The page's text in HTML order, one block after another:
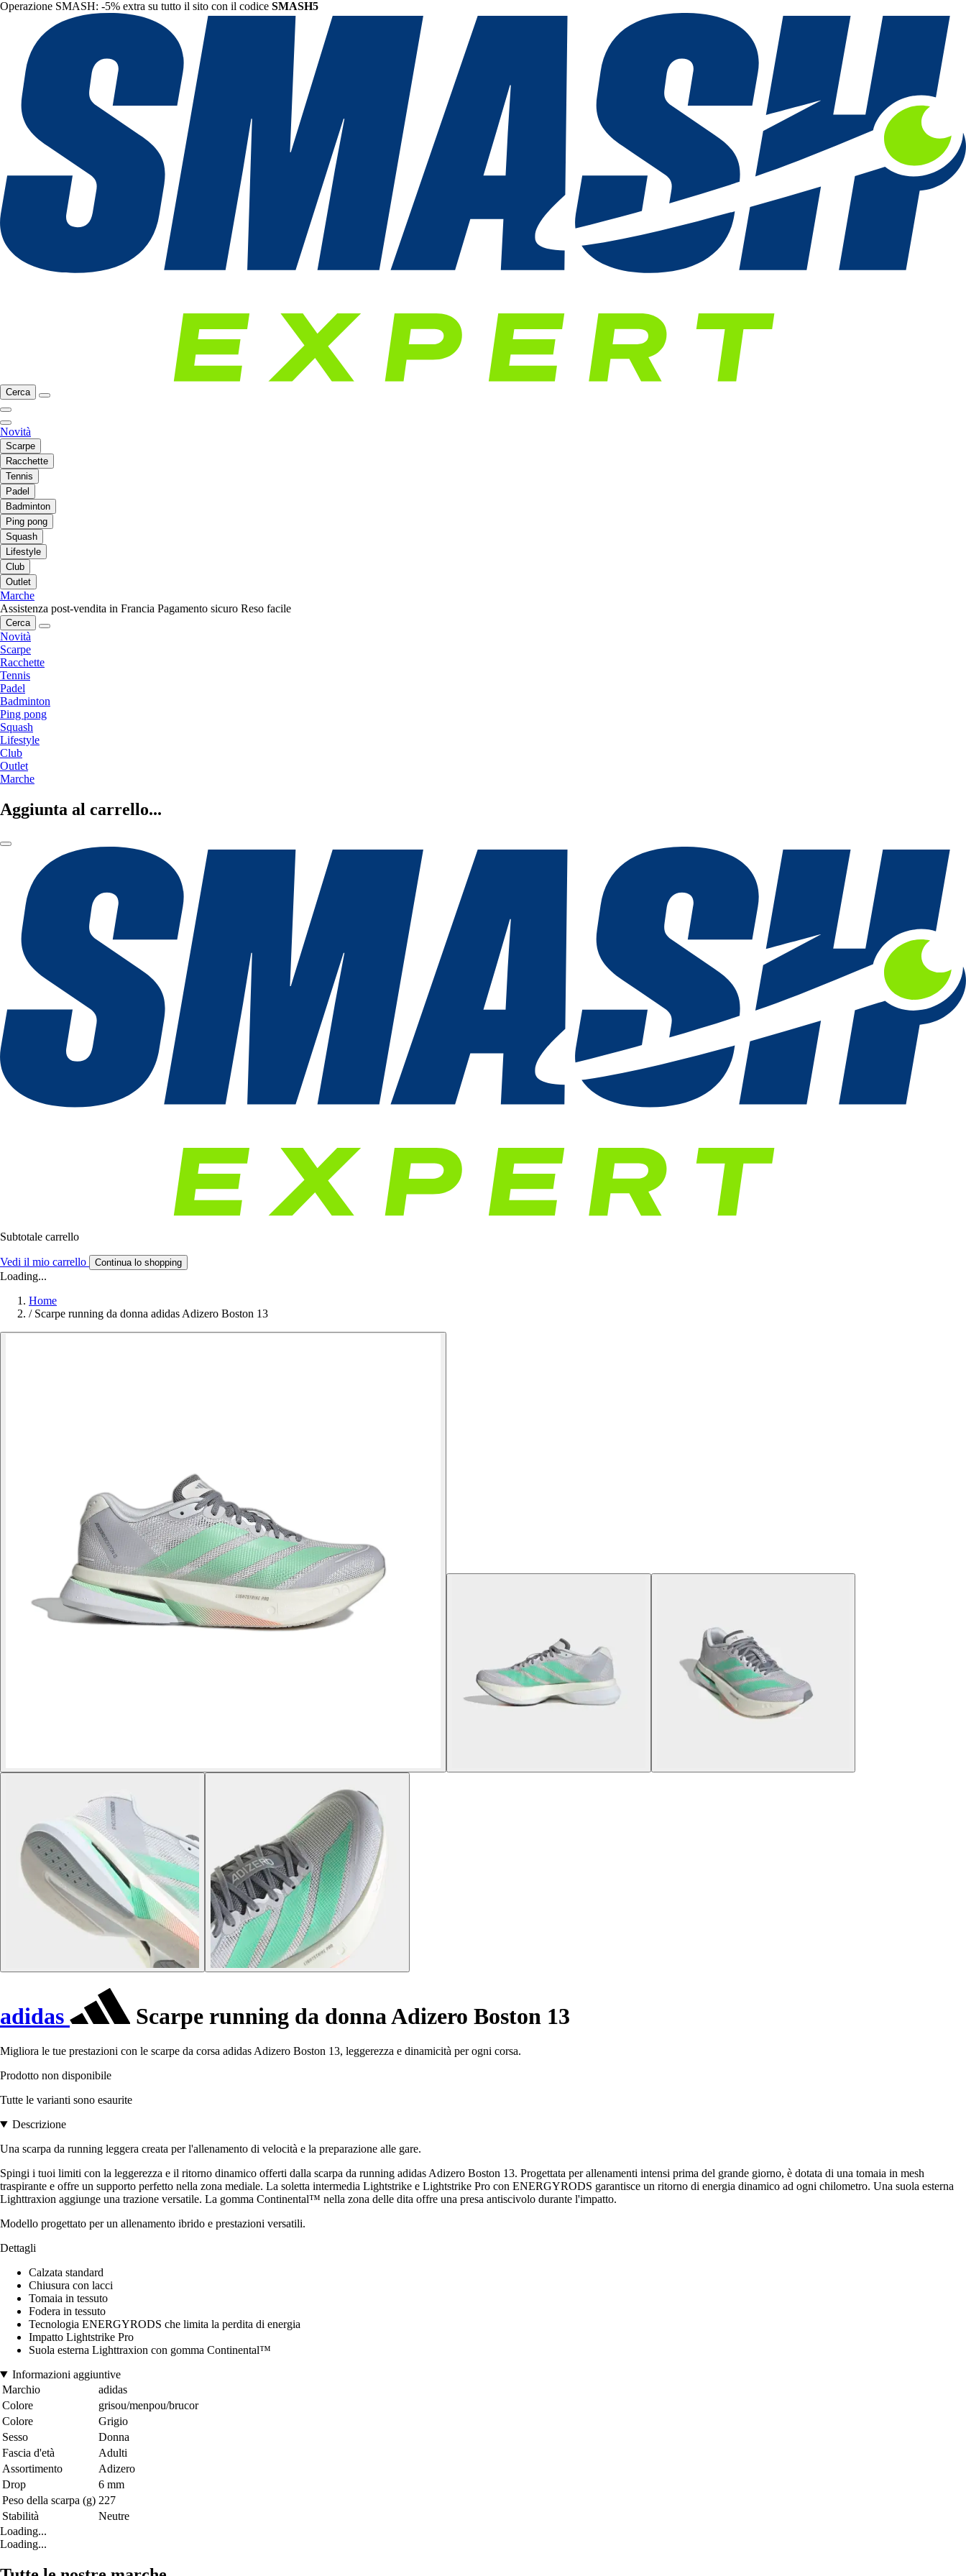
Operazione SMASH: -5% extra su tutto il sito con il codice SMASH5
Cerca
Novità
Scarpe
Racchette
Tennis
Padel
Badminton
Ping pong
Squash
Lifestyle
Club
Outlet
Marche
Assistenza post-vendita in Francia Pagamento sicuro Reso facile
Cerca
Novità
Scarpe
Racchette
Tennis
Padel
Badminton
Ping pong
Squash
Lifestyle
Club
Outlet
Marche
Aggiunta al carrello...
Subtotale carrello
Vedi il mio carrello Continua lo shopping
Loading...
Home
/ Scarpe running da donna adidas Adizero Boston 13
adidas Scarpe running da donna Adizero Boston 13
Migliora le tue prestazioni con le scarpe da corsa adidas Adizero Boston 13, leggerezza e dinamicità per ogni corsa.
Prodotto non disponibile
Tutte le varianti sono esaurite
Descrizione
Una scarpa da running leggera creata per l'allenamento di velocità e la preparazione alle gare.
Spingi i tuoi limiti con la leggerezza e il ritorno dinamico offerti dalla scarpa da running adidas Adizero Boston 13. Progettata per allenamenti intensi prima del grande giorno, è dotata di una tomaia in mesh
traspirante e offre un supporto perfetto nella zona mediale. La soletta intermedia Lightstrike e Lightstrike Pro con ENERGYRODS garantisce un ritorno di energia dinamico ad ogni chilometro. Una suola esterna
Lighttraxion aggiunge una trazione versatile. La gomma Continental™ nella zona delle dita offre una presa antiscivolo durante l'impatto.
Modello progettato per un allenamento ibrido e prestazioni versatili.
Dettagli
Calzata standard
Chiusura con lacci
Tomaia in tessuto
Fodera in tessuto
Tecnologia ENERGYRODS che limita la perdita di energia
Impatto Lightstrike Pro
Suola esterna Lighttraxion con gomma Continental™
Informazioni aggiuntive
Marchio
adidas
Colore
grisou/menpou/brucor
Colore
Grigio
Sesso
Donna
Fascia d'età
Adulti
Assortimento
Adizero
Drop
6 mm
Peso della scarpa (g) 227
Stabilità
Neutre
Loading...
Loading...